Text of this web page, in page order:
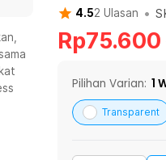
- 20:00), Tutup pada Idul Fitri
(08:00 - 17:00) Selengkapnya
4.52 Ulasan •
Rp75.600
Pilihan Varian: 1
Transparent